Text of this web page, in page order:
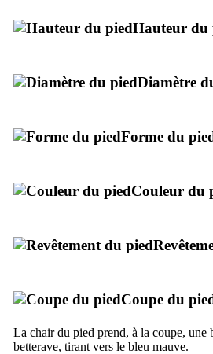
Hauteur du
Diamètre
Forme du
Couleur du
Coupe du
La chair du pied prend, à la coupe, une
betterave, tirant vers le bleu mauve.